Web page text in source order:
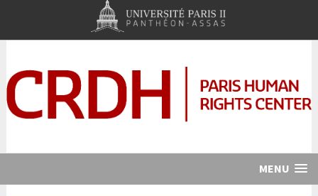
MENU